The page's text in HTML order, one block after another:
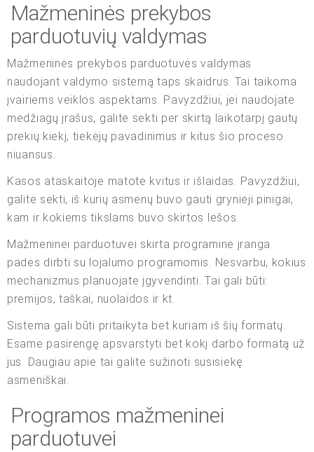
Mažmeninės prekybos
parduotuvių valdymas
Mažmeninės prekybos parduotuvės valdymas
naudojant valdymo sistemą taps skaidrus. Tai taikoma
įvairiems veiklos aspektams. Pavyzdžiui, jei naudojate
medžiagų įrašus, galite sekti per skirtą laikotarpį gautų
prekių kiekį, tiekėjų pavadinimus ir kitus šio proceso
niuansus.
Kasos ataskaitoje matote kvitus ir išlaidas. Pavyzdžiui,
galite sekti, iš kurių asmenų buvo gauti grynieji pinigai,
kam ir kokiems tikslams buvo skirtos lėšos.
Mažmeninei parduotuvei skirta programinė įranga
padės dirbti su lojalumo programomis. Nesvarbu, kokius
mechanizmus planuojate įgyvendinti. Tai gali būti:
premijos, taškai, nuolaidos ir kt.
Sistema gali būti pritaikyta bet kuriam iš šių formatų.
Esame pasirengę apsvarstyti bet kokį darbo formatą už
jus. Daugiau apie tai galite sužinoti susisiekę
asmeniškai.
Programos mažmeninei
parduotuvei